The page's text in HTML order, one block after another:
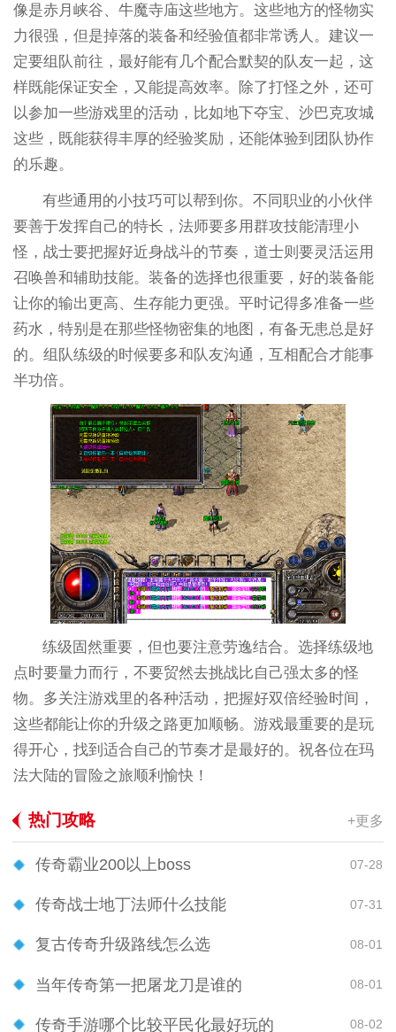
像是赤月峡谷、牛魔寺庙这些地方。这些地方的怪物实
力很强，但是掉落的装备和经验值都非常诱人。建议一
定要组队前往，最好能有几个配合默契的队友一起，这
样既能保证安全，又能提高效率。除了打怪之外，还可
以参加一些游戏里的活动，比如地下夺宝、沙巴克攻城
这些，既能获得丰厚的经验奖励，还能体验到团队协作
的乐趣。
有些通用的小技巧可以帮到你。不同职业的小伙伴
要善于发挥自己的特长，法师要多用群攻技能清理小
怪，战士要把握好近身战斗的节奏，道士则要灵活运用
召唤兽和辅助技能。装备的选择也很重要，好的装备能
让你的输出更高、生存能力更强。平时记得多准备一些
药水，特别是在那些怪物密集的地图，有备无患总是好
的。组队练级的时候要多和队友沟通，互相配合才能事
半功倍。
练级固然重要，但也要注意劳逸结合。选择练级地
点时要量力而行，不要贸然去挑战比自己强太多的怪
物。多关注游戏里的各种活动，把握好双倍经验时间，
这些都能让你的升级之路更加顺畅。游戏最重要的是玩
得开心，找到适合自己的节奏才是最好的。祝各位在玛
法大陆的冒险之旅顺利愉快！
热门攻略 +更多
传奇霸业200以上boss 07-28
传奇战士地丁法师什么技能 07-31
复古传奇升级路线怎么选 08-01
当年传奇第一把屠龙刀是谁的 08-01
传奇手游哪个比较平民化最好玩的 08-02